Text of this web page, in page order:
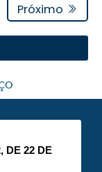
Próximo
DE 22 DE